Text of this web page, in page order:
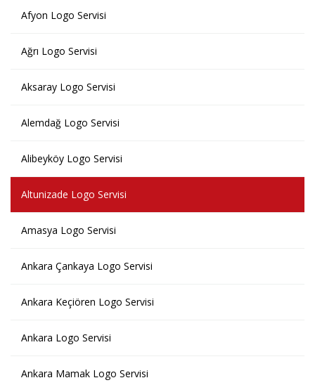
Afyon Logo Servisi
Ağrı Logo Servisi
Aksaray Logo Servisi
Alemdağ Logo Servisi
Alibeyköy Logo Servisi
Altunizade Logo Servisi
Amasya Logo Servisi
Ankara Çankaya Logo Servisi
Ankara Keçiören Logo Servisi
Ankara Logo Servisi
Ankara Mamak Logo Servisi